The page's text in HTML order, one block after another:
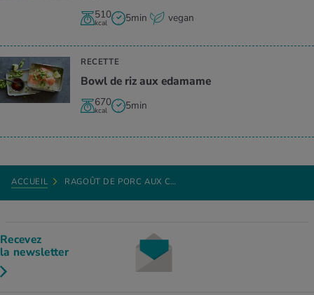
510
kcal 5min vegan
RECETTE
Bowl de riz aux edamame
670
kcal 5min
ACCUEIL RAGOÛT DE PORC AUX C…
Recevez
la newsletter